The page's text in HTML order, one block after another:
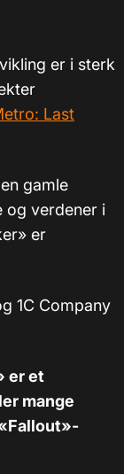
er i sterk
Last
gamle
og verdener i
er
1C Company
er et
mange